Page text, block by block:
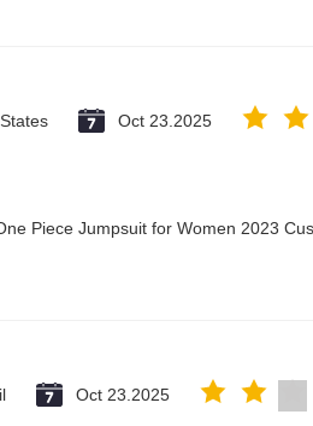
Oct 23.2025
Piece Jumpsuit for Women 2023
Oct 23.2025